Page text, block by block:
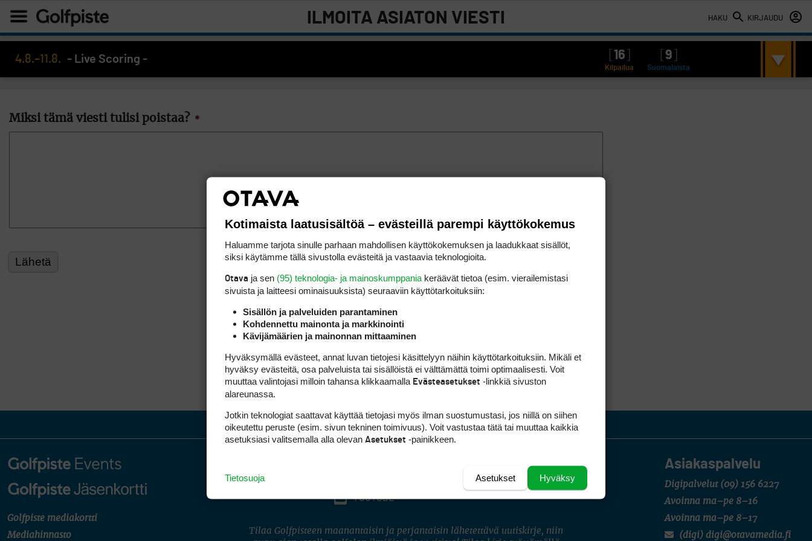
HAKU KIRJAUDU
ILMOITA ASIATON VIESTI
4.8.–11.8. - Live Scoring - 16 9
Kilpailua Suomalaista
Miksi tämä viesti tulisi poistaa? *
Golfpiste mediakortti
Mediahinnasto
Asiakaspalvelu
Digipalvelut (09) 156 6227
Avoinna ma–pe 8–16
Avoinna ma–pe 8–17
(digi) digi@otavamedia.fi
INSTAGRAM
YOUTUBE
Tilaa Golfpisteen maanantaisin ja perjantaisin lähetettävä uutiskirje, niin
Kotimaista laatusisältöä – evästeillä parempi käyttökokemus
Haluamme tarjota sinulle parhaan mahdollisen käyttökokemuksen ja laadukkaat sisällöt,
siksi käytämme tällä sivustolla evästeitä ja vastaavia teknologioita.
Otava ja sen (95) teknologia- ja mainoskumppania keräävät tietoa (esim. vierailemis­tasi
sivuista ja laitteesi ominaisuuk­sista) seuraaviin käyttötarkoituksiin:
Sisällön ja palveluiden parantaminen
Kohdennettu mainonta ja markkinointi
Kävijämäärien ja mainonnan mittaaminen
Hyväksymällä evästeet, annat luvan tietojesi käsittelyyn näihin käyttötarkoituksiin. Mikäli et
hyväksy evästeitä, osa palveluista tai sisällöistä ei välttämättä toimi optimaalisesti. Voit
muuttaa valintojasi milloin tahansa klikkaamalla Evästeasetukset -linkkiä sivuston
alareunassa.
Jotkin teknologiat saattavat käyttää tietojasi myös ilman suostumustasi, jos niillä on siihen
oikeutettu peruste (esim. sivun tekninen toimivuus). Voit vastustaa tätä tai muuttaa kaikkia
asetuksiasi valitsemalla alla olevan Asetukset -painikkeen.
Hyväksy
Asetukset
Tietosuoja